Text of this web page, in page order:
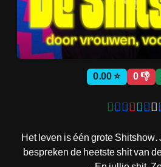
👎 0
⭐ 0.00
Het leven is één grote
bespreken de heetste shit van